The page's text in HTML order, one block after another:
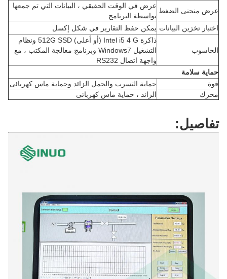
عرض منحنى الضغط
عرض في الوقت الحقيقي ، البيانات التي تم جمعها
بواسطة البرنامج
اختبار تخزين البيانات يمكن حفظ التقارير في شكل إكسل
الحاسوب
ذاكرة Intel i5 4 G (أو أعلى) 512G SSD ونظام
التشغيل Windows7 وبرنامج معالجة المكتب ، مع
واجهة اتصال RS232
حماية سلامة
قوة
حماية التسرب والحمل الزائد وحماية ماس كهربائى
محرك
الزائد ، حماية ماس كهربائى
تفاصيل: